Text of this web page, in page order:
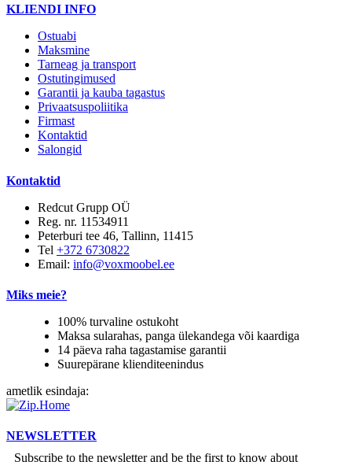
KLIENDI INFO
Ostuabi
Maksmine
Tarneag ja transport
Ostutingimused
Garantii ja kauba tagastus
Privaatsuspoliitika
Firmast
Kontaktid
Salongid
Kontaktid
Redcut Grupp OÜ
Reg. nr. 11534911
Peterburi tee 46, Tallinn, 11415
Tel +372 6730822
Email: info@voxmoobel.ee
Miks meie?
100% turvaline ostukoht
Maksa sularahas, panga ülekandega või kaardiga
14 päeva raha tagastamise garantii
Suurepärane klienditeenindus
ametlik esindaja:
NEWSLETTER
Subscribe to the newsletter and be the first to know about